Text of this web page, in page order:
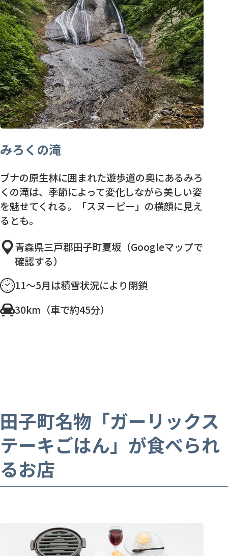
みろくの滝
ブナの原生林に囲まれた遊歩道の奥にあるみろ
くの滝は、季節によって変化しながら美しい姿
を魅せてくれる。「スヌーピー」の横顔に見え
るとも。
青森県三戸郡田子町夏坂（Googleマップで
確認する）
11～5月は積雪状況により閉鎖
30km（車で約45分）
田子町名物「ガーリックス
テーキごはん」が食べられ
るお店